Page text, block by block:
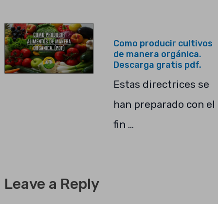
Como producir cultivos
de manera orgánica.
Descarga gratis pdf.
Estas directrices se
han preparado con el
fin …
Leave a Reply